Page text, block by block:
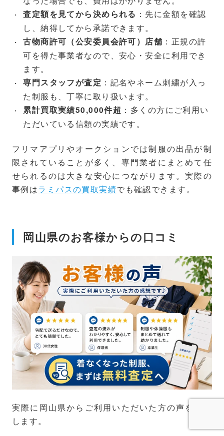
査定額を見てから決められる ：先に金額を確認
し、納得してから承諾できます。
古物商許可（公安委員会許可）店舗 ：正規の許
可を得た事業者なので、安心・安全に利用でき
ます。
専門スタッフが査定 ：記名やネーム刺繍が入っ
た制服も、丁寧に取り扱います。
累計買取実績50,000件超 ：多くの方にご利用い
ただいている信頼の実績です。
フリマアプリやオークションでは制服の出品が制
限されていることが多く、専門業者にまとめて任
せられるのは大きな安心につながります。実際の
事例はラミパスの買取実績でも確認できます。
岡山県のお客様からの口コミ
実際に岡山県からご利用いただいた方の声を紹介
します。